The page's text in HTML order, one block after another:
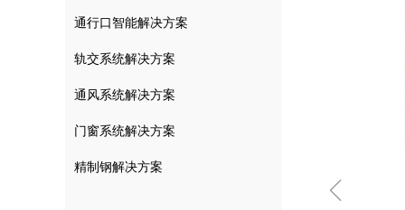
通行口智能解决方案
轨交系统解决方案
通风系统解决方案
门窗系统解决方案
精制钢解决方案
ꁆ